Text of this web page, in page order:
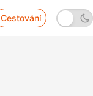
Cestování